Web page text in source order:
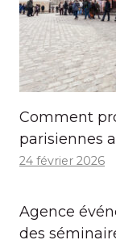
Comment
parisiennes
24 février 2026
Agence
des